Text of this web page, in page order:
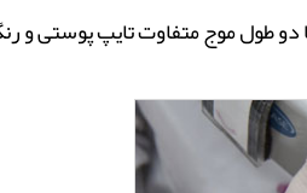
دو طول موج متفاوت تایپ